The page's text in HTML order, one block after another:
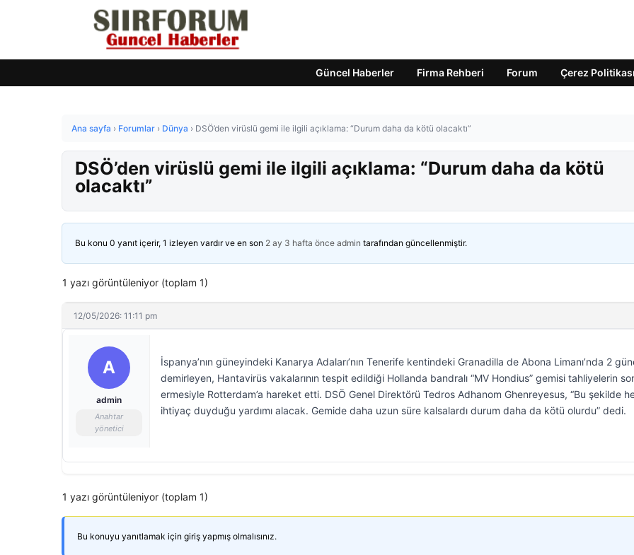
Güncel Haberler Firma Rehberi Forum Çerez Politikası
Ana sayfa › Forumlar › Dünya › DSÖ’den virüslü gemi ile ilgili açıklama: “Durum daha da kötü olacaktı”
DSÖ’den virüslü gemi ile ilgili açıklama: “Durum daha da kötü
olacaktı”
Bu konu 0 yanıt içerir, 1 izleyen vardır ve en son 2 ay 3 hafta önce admin tarafından güncellenmiştir.
1 yazı görüntüleniyor (toplam 1)
12/05/2026: 11:11 pm
A
admin
Anahtar
yönetici
İspanya’nın güneyindeki Kanarya Adaları’nın Tenerife kentindeki Granadilla de Abona Limanı’nda 2
demirleyen, Hantavirüs vakalarının tespit edildiği Hollanda bandralı “MV Hondius” gemisi tahliyelerin
ermesiyle Rotterdam’a hareket etti. DSÖ Genel Direktörü Tedros Adhanom Ghenreyesus, “Bu şekilde
ihtiyaç duyduğu yardımı alacak. Gemide daha uzun süre kalsalardı durum daha da kötü olurdu” dedi.
1 yazı görüntüleniyor (toplam 1)
Bu konuyu yanıtlamak için giriş yapmış olmalısınız.